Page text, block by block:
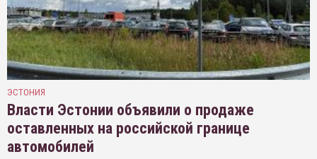
ЭСТОНИЯ
Власти Эстонии объявили о продаже
оставленных на российской границе
автомобилей